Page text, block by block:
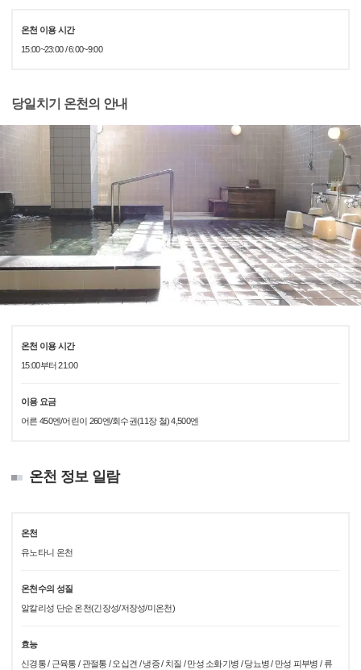
온천 이용 시간
15:00~23:00 / 6:00~9:00
당일치기 온천의 안내
온천 이용 시간
15:00부터 21:00
이용 요금
어른 450엔/어린이 260엔/회수권(11장 철) 4,500엔
온천 정보 일람
온천
유노타니 온천
온천수의 성질
알칼리성 단순 온천(긴장성/저장성/미온천)
효능
신경통 / 근육통 / 관절통 / 오십견 / 냉증 / 치질 / 만성 소화기병 / 당뇨병 / 만성 피부병 / 류